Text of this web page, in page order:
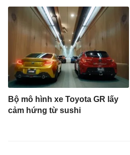
Bộ mô hình xe Toyota GR lấy
cảm hứng từ sushi